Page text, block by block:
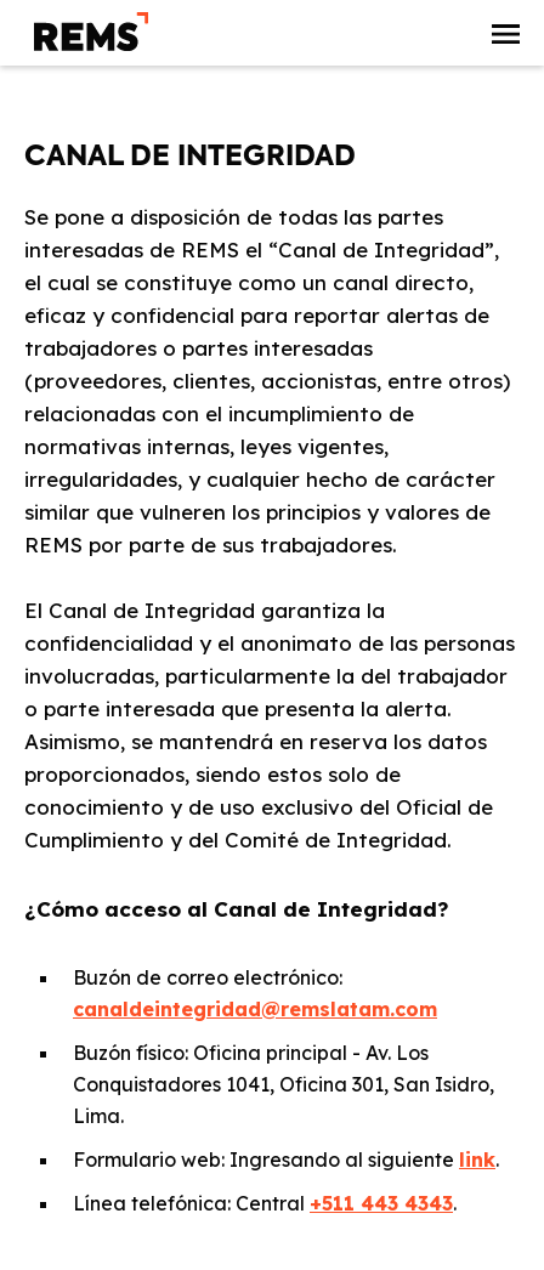
CANAL DE INTEGRIDAD
Se pone a disposición de todas las partes
interesadas de REMS el “Canal de Integridad”,
el cual se constituye como un canal directo,
eficaz y confidencial para reportar alertas de
trabajadores o partes interesadas
(proveedores, clientes, accionistas, entre otros)
relacionadas con el incumplimiento de
normativas internas, leyes vigentes,
irregularidades, y cualquier hecho de carácter
similar que vulneren los principios y valores de
REMS por parte de sus trabajadores.
El Canal de Integridad garantiza la
confidencialidad y el anonimato de las personas
involucradas, particularmente la del trabajador
o parte interesada que presenta la alerta.
Asimismo, se mantendrá en reserva los datos
proporcionados, siendo estos solo de
conocimiento y de uso exclusivo del Oficial de
Cumplimiento y del Comité de Integridad.
¿Cómo acceso al Canal de Integridad?
Buzón de correo electrónico:
canaldeintegridad@remslatam.com
Buzón físico: Oficina principal - Av. Los
Conquistadores 1041, Oficina 301, San Isidro,
Lima.
Formulario web: Ingresando al siguiente link.
Línea telefónica: Central +511 443 4343.